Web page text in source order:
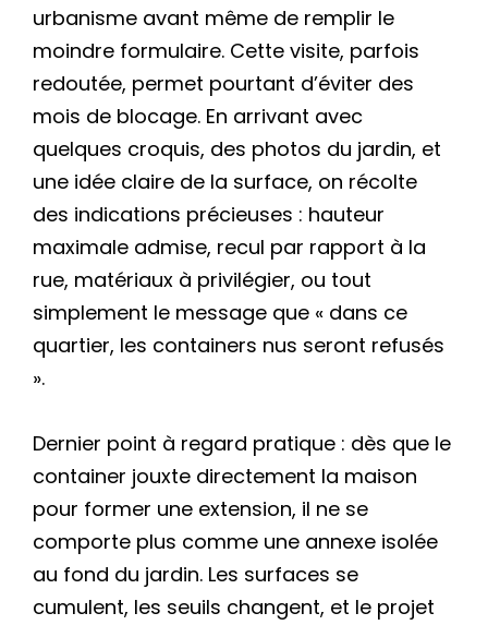
urbanisme avant même de remplir le
moindre formulaire. Cette visite, parfois
redoutée, permet pourtant d’éviter des
mois de blocage. En arrivant avec
quelques croquis, des photos du jardin, et
une idée claire de la surface, on récolte
des indications précieuses : hauteur
maximale admise, recul par rapport à la
rue, matériaux à privilégier, ou tout
simplement le message que « dans ce
quartier, les containers nus seront refusés
».
Dernier point à regard pratique : dès que le
container jouxte directement la maison
pour former une extension, il ne se
comporte plus comme une annexe isolée
au fond du jardin. Les surfaces se
cumulent, les seuils changent, et le projet